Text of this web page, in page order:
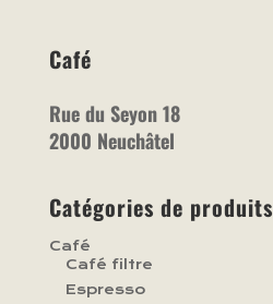
Café
Rue du Seyon 18
2000 Neuchâtel
Catégories de produits
Café
Café filtre
Espresso